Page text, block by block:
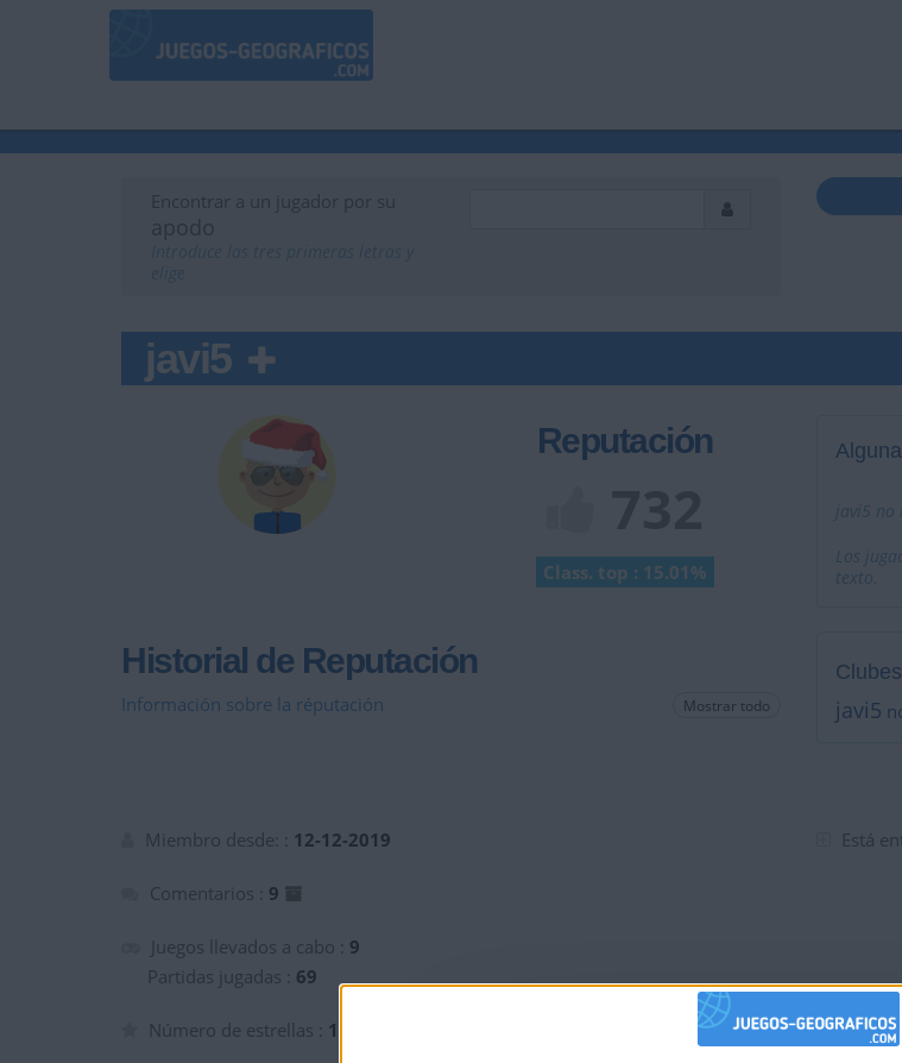
Encontrar a un jugador por su
apodo
javi5
Reputación
Class. top : 15.01%
Historial de Reputación
Información sobre la réputación Mostrar todo
javi5 no
Los
texto.
javi5
Miembro desde: : 12-12-2019
Comentarios : 9
Juegos llevados a cabo : 9
Partidas jugadas : 69
Número de estrellas : 10
Está